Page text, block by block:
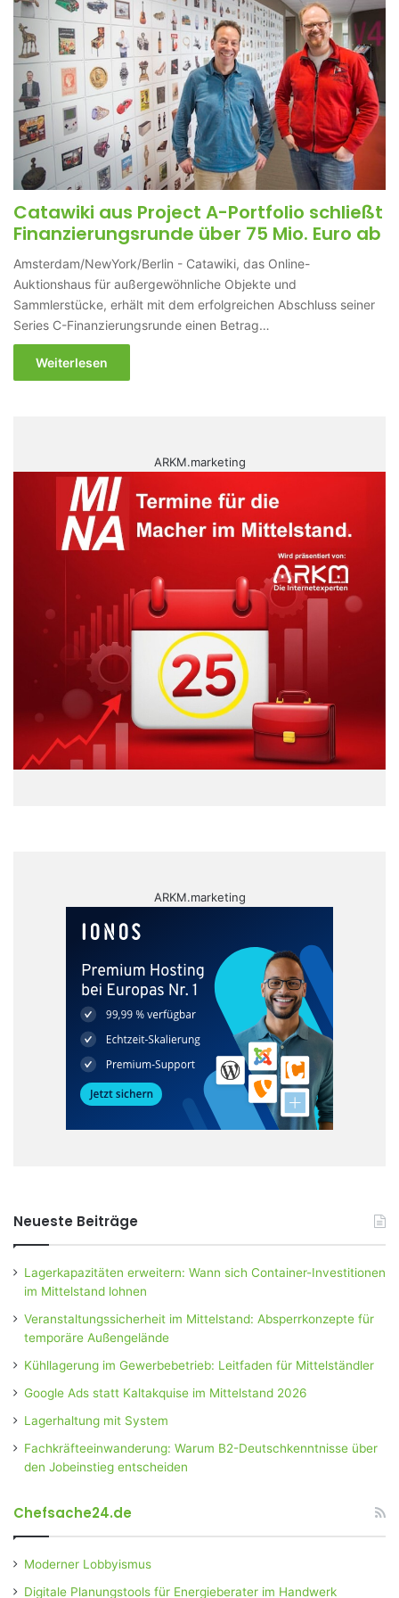
Catawiki aus Project A-Portfolio schließt
Finanzierungsrunde über 75 Mio. Euro ab
Amsterdam/NewYork/Berlin - Catawiki, das Online-
Auktionshaus für außergewöhnliche Objekte und
Sammlerstücke, erhält mit dem erfolgreichen Abschluss seiner
Series C-Finanzierungsrunde einen Betrag…
Weiterlesen
ARKM.marketing
ARKM.marketing
Neueste Beiträge
Lagerkapazitäten erweitern: Wann sich Container-Investitionen
im Mittelstand lohnen
Veranstaltungssicherheit im Mittelstand: Absperrkonzepte für
temporäre Außengelände
Kühllagerung im Gewerbebetrieb: Leitfaden für Mittelständler
Google Ads statt Kaltakquise im Mittelstand 2026
Lagerhaltung mit System
Fachkräfteeinwanderung: Warum B2-Deutschkenntnisse über
den Jobeinstieg entscheiden
Chefsache24.de
Moderner Lobbyismus
Digitale Planungstools für Energieberater im Handwerk